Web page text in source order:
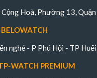
Hoà, Phường 13, Quận
nghé - P Phú Hội - TP Huếi
WATCH PREMIUM